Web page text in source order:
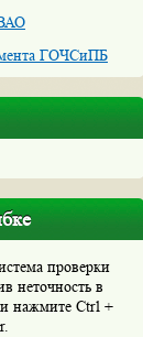
ГОЧСиПБ
проверки
неточность в
и нажмите Ctrl +